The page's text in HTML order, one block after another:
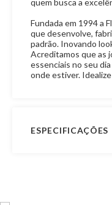
quem busca a
Fundada em 1994 a
que desenvolve,
padrão. Inovando
Acreditamos que as
essenciais no seu
onde estiver.
ESPECIFICAÇÕES